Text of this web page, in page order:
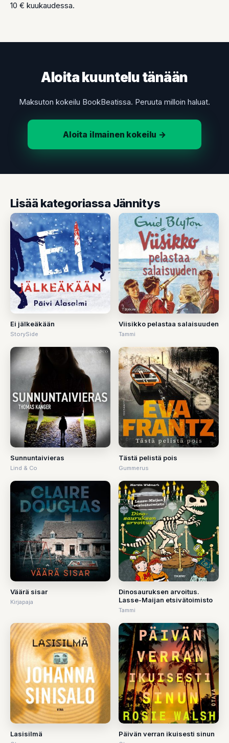
10 € kuukaudessa.
Aloita kuuntelu tänään
Maksuton kokeilu BookBeatissa. Peruuta milloin haluat.
Aloita ilmainen kokeilu →
Lisää kategoriassa Jännitys
Ei jälkeäkään
StorySide
Viisikko pelastaa salaisuuden
Tammi
Sunnuntaivieras
Lind & Co
Tästä pelistä pois
Gummerus
Väärä sisar
Kirjapaja
Dinosauruksen arvoitus.
Lasse-Maijan etsivätoimisto
Tammi
Lasisilmä Päivän verran ikuisesti sinun